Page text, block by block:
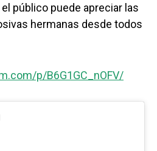
público puede apreciar las
hermanas desde todos
p/B6G1GC_nOFV/